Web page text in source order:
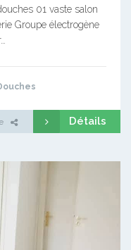
01 vaste salon
Groupe électrogène
Détails